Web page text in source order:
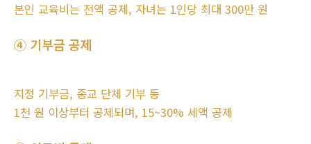
본인 교육비는 전액 공제, 자녀는 1인당 최대 300만 원
④ 기부금 공제
지정 기부금, 종교 단체 기부 등
1천 원 이상부터 공제되며, 15~30% 세액 공제